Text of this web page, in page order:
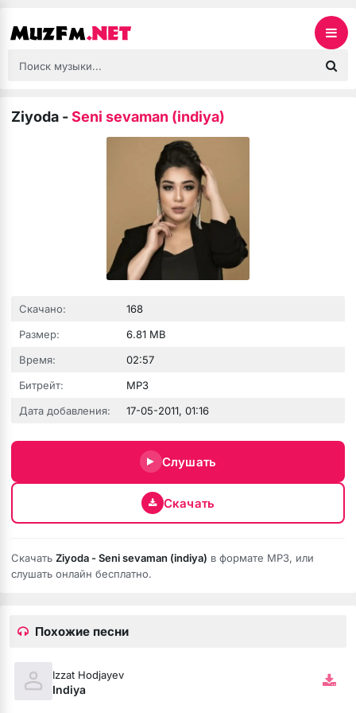
Ziyoda -Seni sevaman (indiya)
Скачано:
168
Размер:
6.81 MB
Время:
02:57
Битрейт:
MP3
Дата добавления:
17-05-2011, 01:16
Слушать
Скачать
Скачать Ziyoda - Seni sevaman (indiya) в формате MP3, или
слушать онлайн бесплатно.
Похожие песни
Izzat Hodjayev
Indiya